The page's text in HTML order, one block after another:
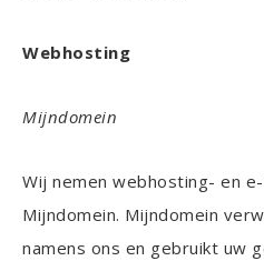
Webhosting
Mijndomein
Wij nemen webhosting- en
Mijndomein. Mijndomein
namens ons en gebruikt uw